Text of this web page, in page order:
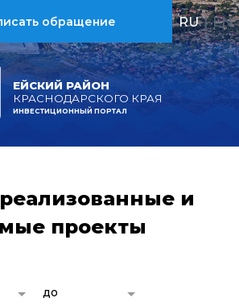
ЕЙСКИЙ РАЙОН
КРАСНОДАРСКОГО КРАЯ
ИНВЕСТИЦИОННЫЙ ПОРТАЛ
обращение RU | EN
и
проекты
до